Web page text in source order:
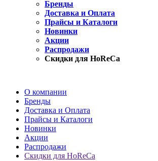
Бренды
Доставка и Оплата
Прайсы и Каталоги
Новинки
Акции
Распродажи
Скидки для HoReCa
О компании
Бренды
Доставка и Оплата
Прайсы и Каталоги
Новинки
Акции
Распродажи
Скидки для HoReCa